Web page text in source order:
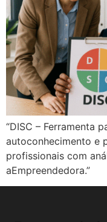
“DISC – Ferramenta
autoconhecimento e
profissionais com
aEmpreendedora.”